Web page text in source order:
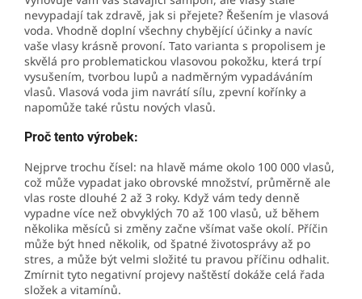
nevypadají tak zdravě, jak si přejete? Řešením je vlasová
voda. Vhodně doplní všechny chybějící účinky a navíc
vaše vlasy krásně provoní. Tato varianta s propolisem je
skvělá pro problematickou vlasovou pokožku, která trpí
vysušením, tvorbou lupů a nadměrným vypadáváním
vlasů. Vlasová voda jim navrátí sílu, zpevní kořínky a
napomůže také růstu nových vlasů.
Proč tento výrobek:
Nejprve trochu čísel: na hlavě máme okolo 100 000 vlasů,
což může vypadat jako obrovské množství, průměrně ale
vlas roste dlouhé 2 až 3 roky. Když vám tedy denně
vypadne více než obvyklých 70 až 100 vlasů, už během
několika měsíců si změny začne všímat vaše okolí. Příčin
může být hned několik, od špatné životosprávy až po
stres, a může být velmi složité tu pravou příčinu odhalit.
Zmírnit tyto negativní projevy naštěstí dokáže celá řada
složek a vitamínů.